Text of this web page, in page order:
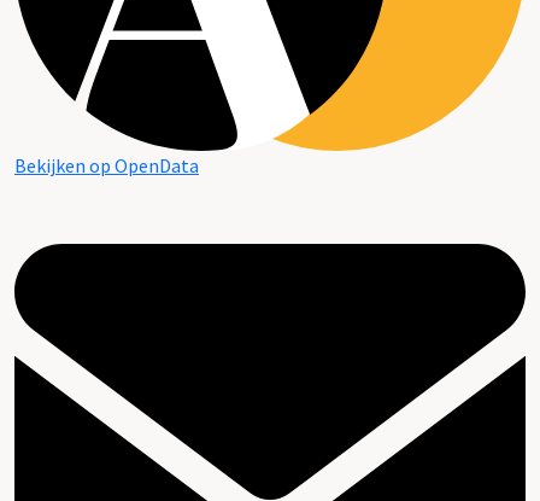
Bekijken op OpenData